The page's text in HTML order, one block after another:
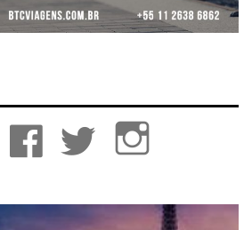
YouTube Facebook Twitter